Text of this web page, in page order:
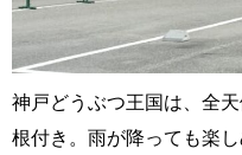
神戸どうぶつ王国は、全
根付き。雨が降っても楽し